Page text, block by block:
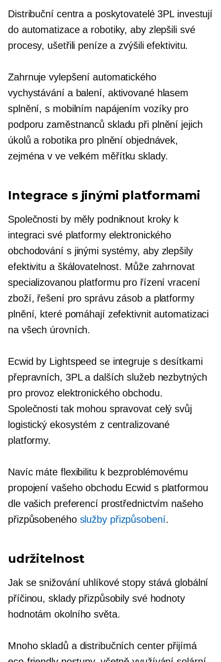
Distribuční centra a poskytovatelé 3PL investují
do automatizace a robotiky, aby zlepšili své
procesy, ušetřili peníze a zvýšili efektivitu.
Zahrnuje vylepšení automatického
vychystávání a balení, aktivované hlasem
splnění,s mobilním napájením vozíky pro
podporu zaměstnanců skladu při plnění jejich
úkolů a robotika pro plnění objednávek,
zejména vve velkém měřítku sklady.
Integrace s jinými platformami
Společnosti by měly podniknout kroky k
integraci své platformy elektronického
obchodování s jinými systémy, aby zlepšily
efektivitu a škálovatelnost. Může zahrnovat
specializovanou platformu pro řízení vracení
zboží, řešení pro správu zásob a platformy
plnění, které pomáhají zefektivnit automatizaci
na všech úrovních.
Ecwid by Lightspeed se integruje s desítkami
přepravních, 3PL a dalších služeb nezbytných
pro provoz elektronického obchodu.
Společnosti tak mohou spravovat celý svůj
logistický ekosystém z centralizované
platformy.
Navíc máte flexibilitu k bezproblémovému
propojení vašeho obchodu Ecwid s platformou
dle vašich preferencí prostřednictvím našeho
přizpůsobeného služby přizpůsobení.
udržitelnost
Jak se snižování uhlíkové stopy stává globální
příčinou, sklady přizpůsobily své hodnoty
hodnotám okolního světa.
Mnoho skladů a distribučních center přijímá